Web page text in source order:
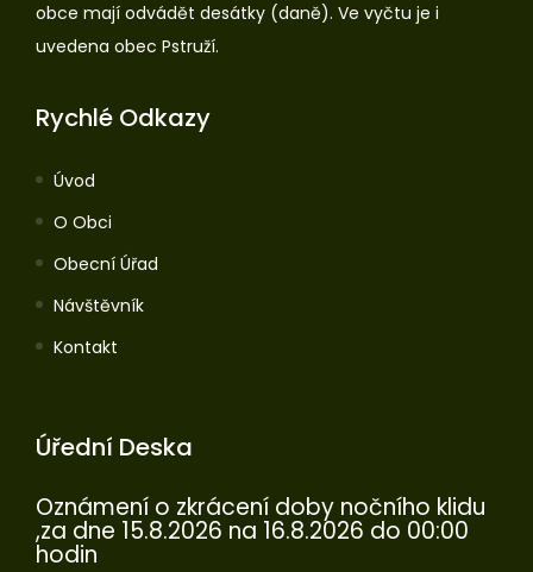
obce mají odvádět desátky (daně). Ve vyčtu je i
uvedena obec Pstruží.
Rychlé Odkazy
Úvod
O Obci
Obecní Úřad
Návštěvník
Kontakt
Úřední Deska
Oznámení o zkrácení doby nočního klidu
,za dne 15.8.2026 na 16.8.2026 do 00:00
hodin